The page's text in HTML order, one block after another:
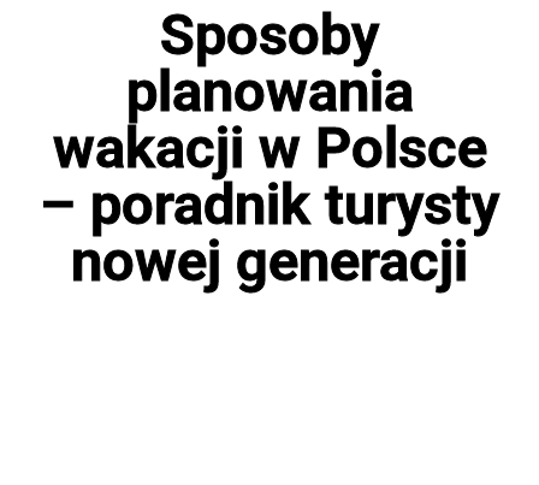
Sposoby
planowania
wakacji w Polsce
– poradnik turysty
nowej generacji